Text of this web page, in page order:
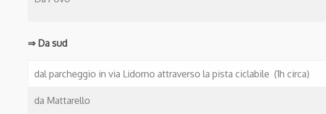
⇒ Da sud
dal parcheggio in via Lidorno attraverso la pista ciclabile (1h circa)
da Mattarello